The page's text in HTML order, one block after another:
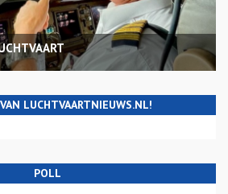
LUCHTVAARTNIEUWS.NL!
POLL